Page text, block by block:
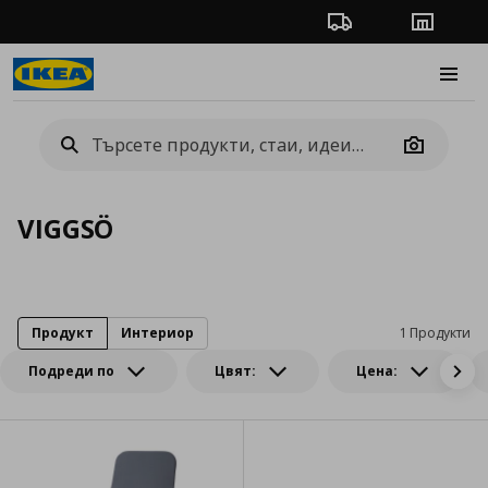
Проследяване на
Camera
VIGGSÖ
Подреди по Цвят: Цена:
1 Продукти
Продукт Интериор